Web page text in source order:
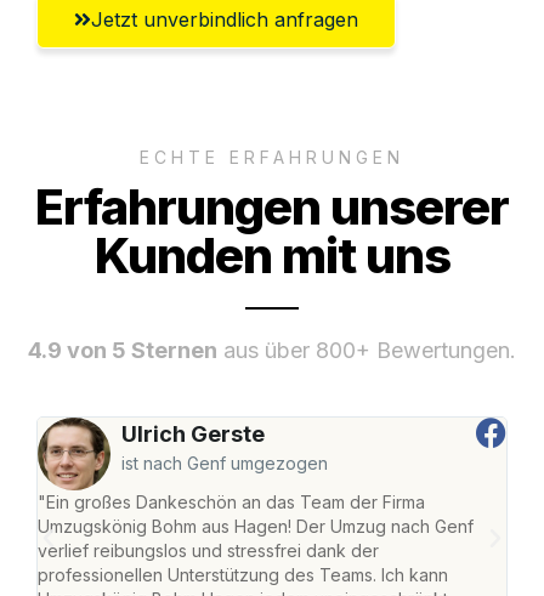
Jetzt unverbindlich anfragen
ECHTE ERFAHRUNGEN
Erfahrungen unserer
Kunden mit uns
4.9 von 5 Sternen aus über 800+ Bewertungen.
Ulrich Gerste
ist nach Genf umgezogen
"Ein großes Dankeschön an das Team der Firma
Umzugskönig Bohm aus Hagen! Der Umzug nach Genf
verlief reibungslos und stressfrei dank der
professionellen Unterstützung des Teams. Ich kann